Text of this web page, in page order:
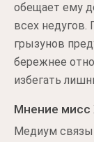
обещает ему
всех
грызунов
бережнее
избегать
Мнение мисс
Медиум